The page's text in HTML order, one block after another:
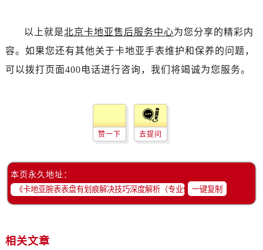
以上就是北京卡地亚售后服务中心为您分享的精彩内
容。如果您还有其他关于卡地亚手表维护和保养的问题，
可以拨打页面400电话进行咨询，我们将竭诚为您服务。
赞一下 去提问
本页永久地址：
一键复制
相关文章